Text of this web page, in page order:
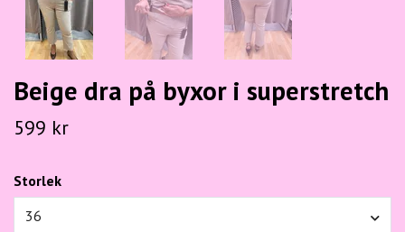
Beige dra på byxor i superstretch
599 kr
Storlek
36